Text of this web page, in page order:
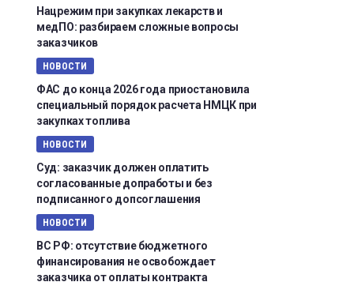
Нацрежим при закупках лекарств и
медПО: разбираем сложные вопросы
заказчиков
НОВОСТИ
ФАС до конца 2026 года приостановила
специальный порядок расчета НМЦК при
закупках топлива
НОВОСТИ
Суд: заказчик должен оплатить
согласованные допработы и без
подписанного допсоглашения
НОВОСТИ
ВС РФ: отсутствие бюджетного
финансирования не освобождает
заказчика от оплаты контракта